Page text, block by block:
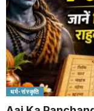
धर्म-संस्कृति